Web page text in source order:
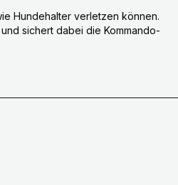
Hundehalter verletzen können.
sichert dabei die Kommando-